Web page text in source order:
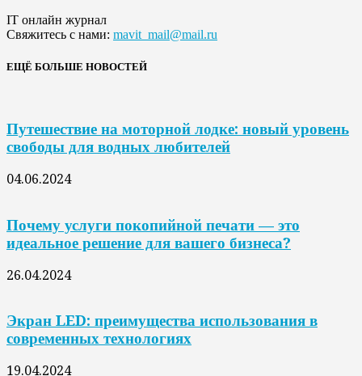
IT онлайн журнал
Свяжитесь с нами: mavit_mail@mail.ru
ЕЩЁ БОЛЬШЕ НОВОСТЕЙ
Путешествие на моторной лодке: новый уровень
свободы для водных любителей
04.06.2024
Почему услуги покопийной печати — это
идеальное решение для вашего бизнеса?
26.04.2024
Экран LED: преимущества использования в
современных технологиях
19.04.2024